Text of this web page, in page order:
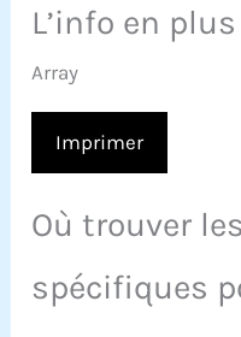
L’info en plus
Array
Imprimer
Où trouver
spécifiques